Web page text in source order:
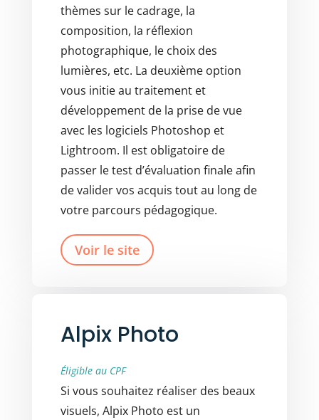
thèmes sur le cadrage, la
composition, la réflexion
photographique, le choix des
lumières, etc. La deuxième option
vous initie au traitement et
développement de la prise de vue
avec les logiciels Photoshop et
Lightroom. Il est obligatoire de
passer le test d’évaluation finale afin
de valider vos acquis tout au long de
votre parcours pédagogique.
Voir le site
Alpix Photo
Éligible au CPF
Si vous souhaitez réaliser des beaux
visuels, Alpix Photo est un